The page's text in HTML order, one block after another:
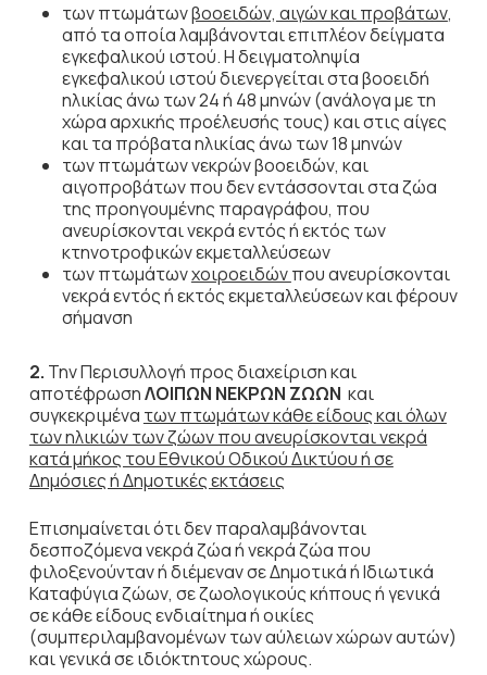
των πτωμάτωνβοοειδών, αιγών και προβάτων,
από τα οποία λαμβάνονται επιπλέον δείγματα
εγκεφαλικού ιστού. Η δειγματοληψία
εγκεφαλικού ιστού διενεργείται στα βοοειδή
ηλικίας άνω των 24 ή 48 μηνών (ανάλογα με τη
χώρα αρχικής προέλευσής τους) και στις αίγες
και τα πρόβατα ηλικίας άνω των 18 μηνών
των πτωμάτων νεκρών βοοειδών, και
αιγοπροβάτων που δεν εντάσσονται στα ζώα
της προηγουμένης παραγράφου, που
ανευρίσκονται νεκρά εντός ή εκτός των
κτηνοτροφικών εκμεταλλεύσεων
των πτωμάτωνχοιροειδώνπου ανευρίσκονται
νεκρά εντός ή εκτός εκμεταλλεύσεων και φέρουν
σήμανση
2. Την Περισυλλογή προς διαχείριση και
αποτέφρωσηΛΟΙΠΩΝ ΝΕΚΡΩΝ ΖΩΩΝ και
συγκεκριμένα των πτωμάτων κάθε είδους και όλων
των ηλικιών των ζώων που ανευρίσκονται νεκρά
κατά μήκος του Εθνικού Οδικού Δικτύου ή σε
Δημόσιες ή Δημοτικές εκτάσεις
Επισημαίνεται ότι δεν παραλαμβάνονται
δεσποζόμενα νεκρά ζώα ή νεκρά ζώα που
φιλοξενούνταν ή διέμεναν σε Δημοτικά ή Ιδιωτικά
Καταφύγια ζώων, σε ζωολογικούς κήπους ή γενικά
σε κάθε είδους ενδιαίτημα ή οικίες
(συμπεριλαμβανομένων των αύλειων χώρων αυτών)
και γενικά σε ιδιόκτητους χώρους.